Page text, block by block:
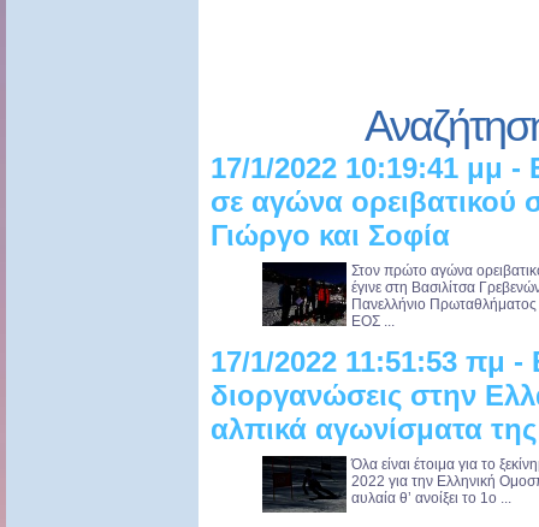
17/1/2022 10:19:41 μμ
σε αγώνα ορειβατικού
Γιώργο και Σοφία
Στον πρώτο αγώνα
έγινε στη Βασιλίτσα
Πανελλήνιο
ΕΟΣ ...
17/1/2022 11:51:53 πμ
διοργανώσεις στην
αλπικά αγωνίσματα
Όλα είναι έτοιμα για το
2022 για την Ελληνική
αυλαία θ’ ανοίξει το 1ο ...